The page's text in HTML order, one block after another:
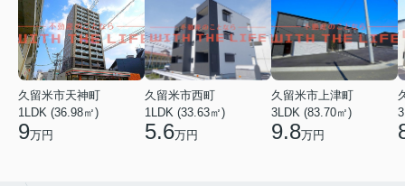
久留米市天神町
1LDK (36.98㎡)
9万円
久留米市西町
1LDK (33.63㎡)
5.6万円
久留米市上津町
3LDK (83.70㎡)
9.8万円